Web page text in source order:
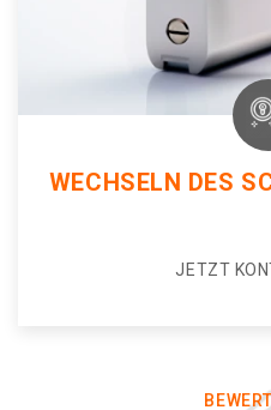
WECHSELN DES
JETZT